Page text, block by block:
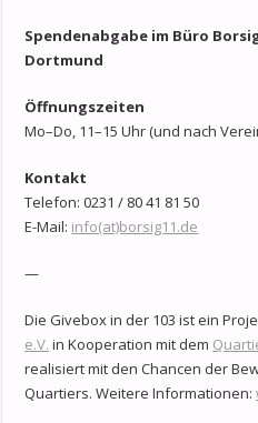
Spendenabgabe im Büro
Dortmund
Öffnungszeiten
Mo–Do, 11–15 Uhr (und nach
Kontakt
Telefon: 0231 / 80 41 81 50
E-Mail: info(at)borsig11.de
—
Die Givebox in der 103 ist ein
e.V. in Kooperation mit dem
realisiert mit den Chancen der
Quartiers. Weitere Informationen: